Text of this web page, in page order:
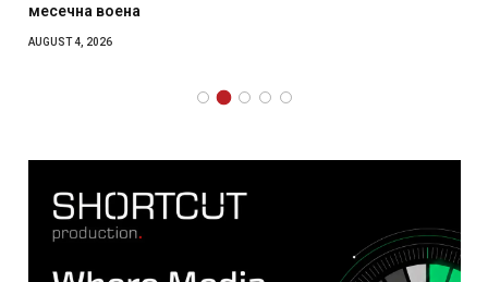
месечна воена
AUGUST 4, 2026